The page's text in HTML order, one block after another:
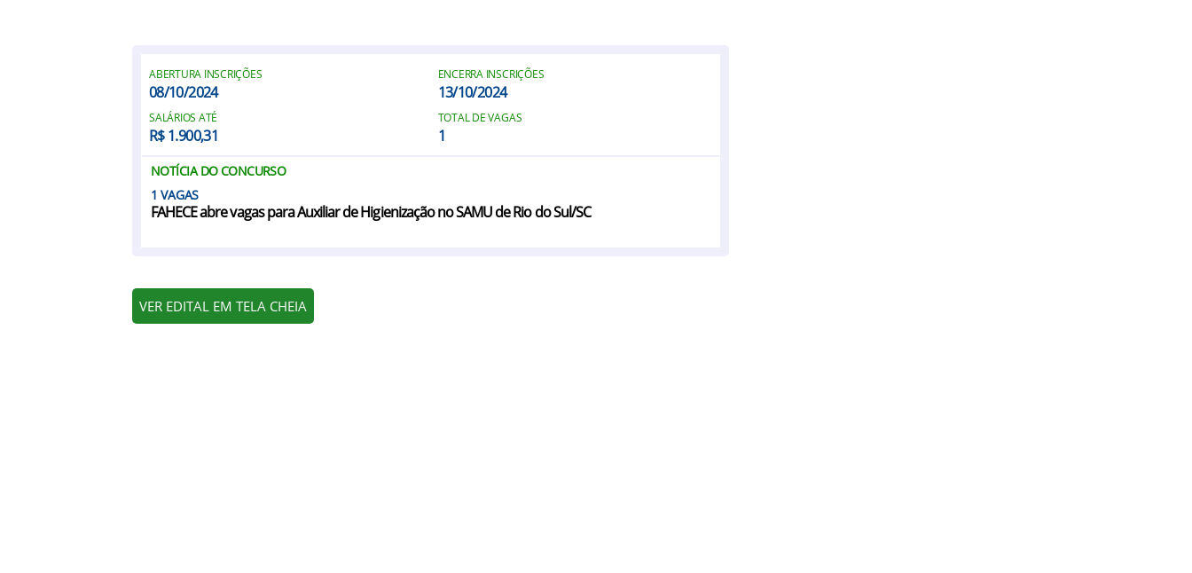
ABERTURA INSCRIÇÕES
08/10/2024
ENCERRA INSCRIÇÕES
13/10/2024
SALÁRIOS ATÉ
R$ 1.900,31
TOTAL DE VAGAS
1
NOTÍCIA DO CONCURSO
1
FAHECE abre vagas para Auxiliar de Higienização no SAMU de Rio do Sul/SC
VER EDITAL EM TELA CHEIA